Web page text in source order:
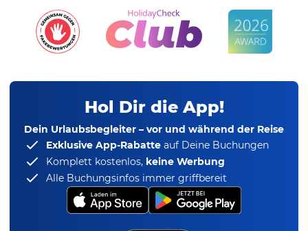
Hol Dir die App!
Dein Urlaubsbegleiter – vor und während der Reise
Exklusive App-Rabatte auf Deine Buchungen
Komplett kostenlos, keine Werbung
Alle Buchungsinfos immer griffbereit